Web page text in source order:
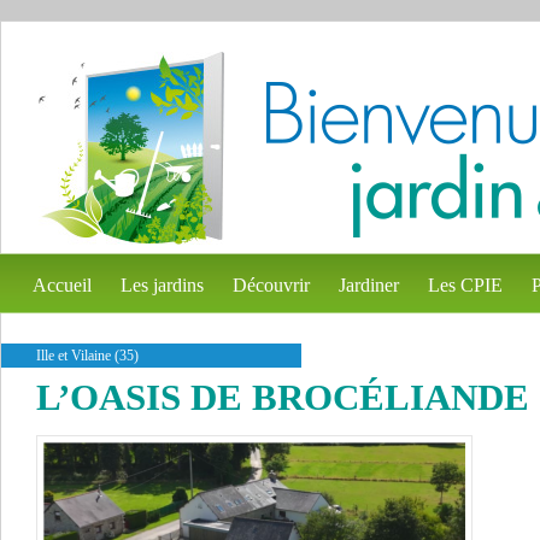
Accueil Les jardins Découvrir Jardiner Les CPIE
Ille et Vilaine (35)
L’OASIS DE BROCÉLIANDE